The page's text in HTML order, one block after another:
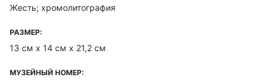
Жесть; хромолитография
РАЗМЕР:
13 см х 14 см х 21,2 см
МУЗЕЙНЫЙ НОМЕР: